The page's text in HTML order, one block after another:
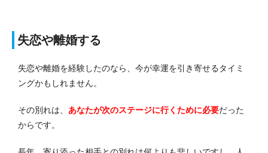
失恋や離婚する
失恋や離婚を経験したのなら、今が幸運を引き寄せるタイミ
ングかもしれません。
その別れは、 あなたが次のステージに行くために必要だった
からです。